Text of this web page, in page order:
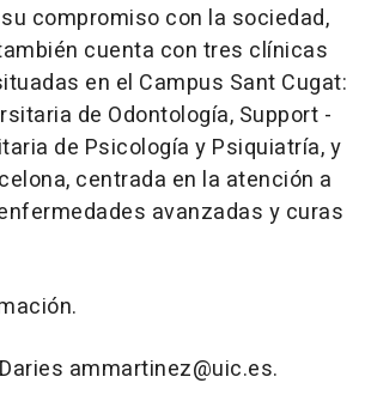
compromiso con la sociedad,
cuenta con tres clínicas
en el Campus Sant Cugat:
de Odontología, Support -
de Psicología y Psiquiatría, y
centrada en la atención a
avanzadas y curas
ammartinez@uic.es.